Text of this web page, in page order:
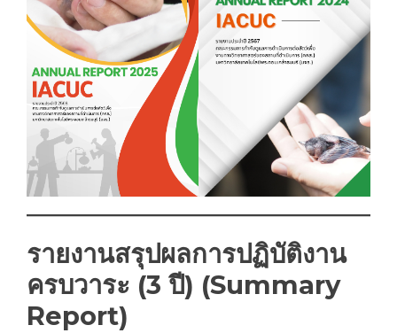
รายงานสรุปผลการปฏิบัติงาน
ครบวาระ (3 ปี) (Summary
Report)